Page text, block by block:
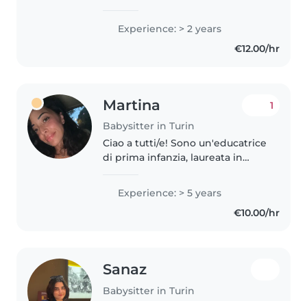
Territorial Sciences at the
University of Turin after studying
Experience: > 2 years
€12.00/hr
Martina
Babysitter in Turin
1
Ciao a tutti/e! Sono un'educatrice
di prima infanzia, laureata in
con un' esperienza principale
con bimbi da 0-6 anni. Ho
esperienza come educatrice..
Experience: > 5 years
€10.00/hr
Sanaz
Babysitter in Turin